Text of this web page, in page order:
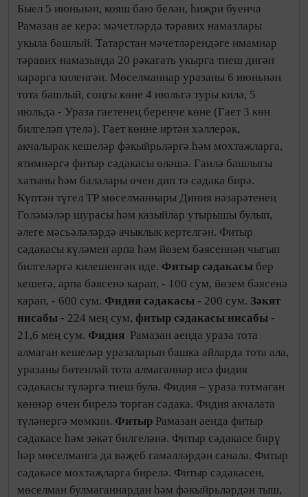
Быел 5 июньнән, кояш баю белән, һиҗри буенча
Рамазан ае керә: мәчетләрдә тәравих намазлары
укыла башлый. Татарстан мәчетләрендәге имамнар
тәравих намазында 20 рәкагать укырга тиеш дигән
карарга киленгән. Мөселманнар уразаны 6 июньнән
тота башлый, соңгы көне 4 июльгә туры килә, 5
июльдә - Ураза гаетенең беренче көне (Гает 3 көн
билгеләп үтелә). Гает көнне иртән хәллерәк,
акчалырак кешеләр фәкыйрьләргә һәм мохтажларга,
ятимнәргә фитыр сәдакасы өләшә. Гаилә башлыгы
хатыны һәм балалары өчен дип тә сәдака бирә.
Күптән түгел ТР мөселманнары Диния нәзарәтенең
Голәмәләр шурасы һәм казыйлар утырышы булып,
әлеге мәсьәләләрдә ачыклык кертелгән. Фитыр
сәдакасы күләмен арпа һәм йөзем бәясеннән чыгып
билгеләргә килешенгән иде. Фитыр сәдакасы бер
кешегә, арпа бәясенә карап, - 100 сум, йөзем бәясенә
карап, - 600 сум. Фидия сәдакасы - 200 сум. Зәкят
нисабы - 224 мең сум, фитыр сәдакасы нисабы -
21,6 мең сум. Фидия Рамазан аенда ураза тота
алмаган кешеләр уразаларын башка айларда тота ала,
уразаны бөтенләй тота алмаганнар исә фидия
сәдакасы түләргә тиеш була. Фидия – ураза тотмаган
көннәр өчен бирелә торган сәдака. Фидия акчалата
түләнергә мөмкин. Фитыр Рамазан аенда фитыр
сәдакасе һәм зәкәт билгеләнә. Фитыр сәдакасе бирү
һәр мөселманга да вәҗеб гамәлләрдән санала. Фитыр
сәдакасе мохтаҗларга бирелә. Фитыр сәдакасен,
мөселман булмаганнардан һәм фәкыйрьләрдән тыш,